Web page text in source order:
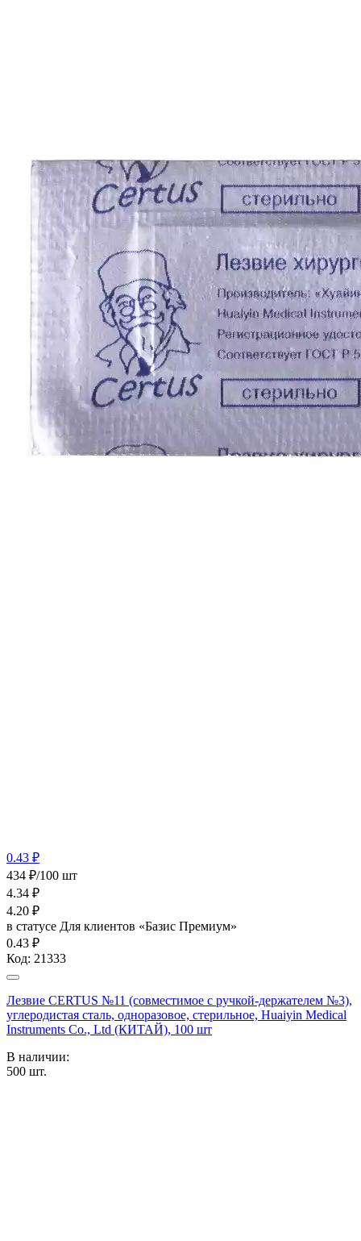
0.43 ₽
434 ₽/100 шт
4.34 ₽
4.20 ₽
в статусе Для клиентов «Базис Премиум»
0.43 ₽
Код: 21333
Лезвие CERTUS №11 (совместимое с ручкой-держателем №3),
углеродистая сталь, одноразовое, стерильное, Huaiyin Medical
Instruments Co., Ltd (КИТАЙ), 100 шт
В наличии:
500 шт.